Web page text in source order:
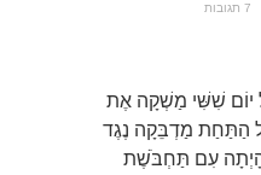
7 תגובות
מַשְׁקָה אֶת
הַתַּחַת מַדְבֵּקָה נֶגֶד
הָיְתָה עִם תַּחְבֹּשֶׁת